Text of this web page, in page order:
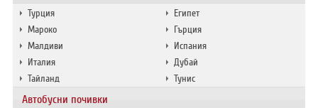
Турция
Египет
Мароко
Гърция
Малдиви
Испания
Италия
Дубай
Тайланд
Тунис
Автобусни почивки